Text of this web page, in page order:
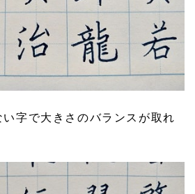
字で大きさのバランスが取れ